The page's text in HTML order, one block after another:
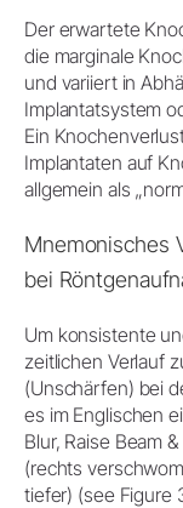
Der erwartete
die marginale
und variiert in
Implantatsystem
Ein
Implantaten auf
allgemein als
Mnemonisches
bei
Um konsistente
zeitlichen Verlauf
(Unschärfen) bei
es im Englischen
Blur, Raise Beam
(rechts
tiefer) (see Figure